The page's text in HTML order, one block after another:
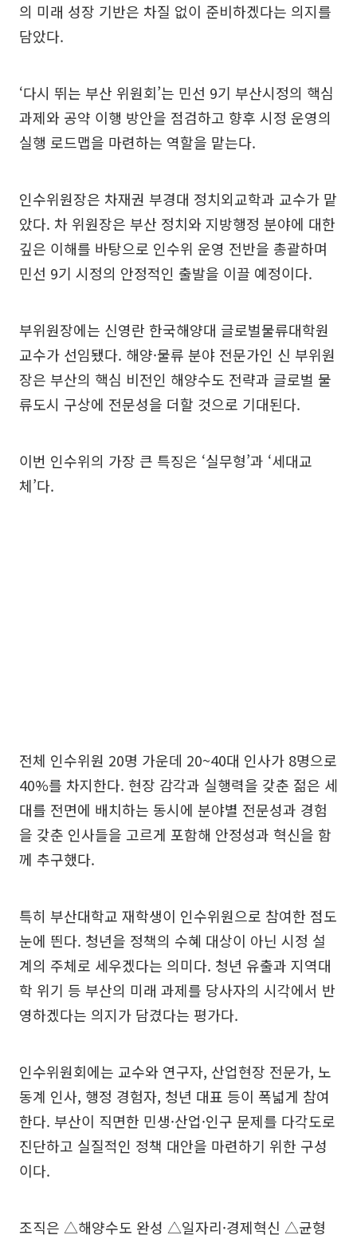
의 미래 성장 기반은 차질 없이 준비하겠다는 의지를
담았다.
‘다시 뛰는 부산 위원회’는 민선 9기 부산시정의 핵심
과제와 공약 이행 방안을 점검하고 향후 시정 운영의
실행 로드맵을 마련하는 역할을 맡는다.
인수위원장은 차재권 부경대 정치외교학과 교수가 맡
았다. 차 위원장은 부산 정치와 지방행정 분야에 대한
깊은 이해를 바탕으로 인수위 운영 전반을 총괄하며
민선 9기 시정의 안정적인 출발을 이끌 예정이다.
부위원장에는 신영란 한국해양대 글로벌물류대학원
교수가 선임됐다. 해양·물류 분야 전문가인 신 부위원
장은 부산의 핵심 비전인 해양수도 전략과 글로벌 물
류도시 구상에 전문성을 더할 것으로 기대된다.
이번 인수위의 가장 큰 특징은 ‘실무형’과 ‘세대교
체’다.
전체 인수위원 20명 가운데 20~40대 인사가 8명으로
40%를 차지한다. 현장 감각과 실행력을 갖춘 젊은 세
대를 전면에 배치하는 동시에 분야별 전문성과 경험
을 갖춘 인사들을 고르게 포함해 안정성과 혁신을 함
께 추구했다.
특히 부산대학교 재학생이 인수위원으로 참여한 점도
눈에 띈다. 청년을 정책의 수혜 대상이 아닌 시정 설
계의 주체로 세우겠다는 의미다. 청년 유출과 지역대
학 위기 등 부산의 미래 과제를 당사자의 시각에서 반
영하겠다는 의지가 담겼다는 평가다.
인수위원회에는 교수와 연구자, 산업현장 전문가, 노
동계 인사, 행정 경험자, 청년 대표 등이 폭넓게 참여
한다. 부산이 직면한 민생·산업·인구 문제를 다각도로
진단하고 실질적인 정책 대안을 마련하기 위한 구성
이다.
조직은 △해양수도 완성 △일자리·경제혁신 △균형